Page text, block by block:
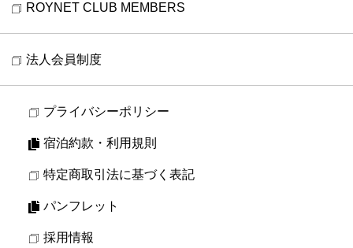
ROYNET CLUB MEMBERS
法人会員制度
プライバシーポリシー
宿泊約款・利用規則
特定商取引法に基づく表記
パンフレット
採用情報